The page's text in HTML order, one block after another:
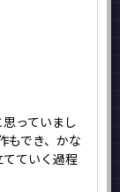
っていまし
もでき、かな
ていく過程